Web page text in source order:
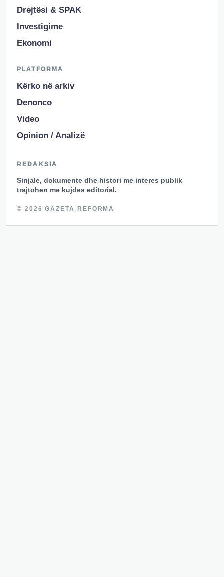
Drejtësi & SPAK
Investigime
Ekonomi
PLATFORMA
Kërko në arkiv
Denonco
Video
Opinion / Analizë
REDAKSIA
Sinjale, dokumente dhe histori me interes publik
trajtohen me kujdes editorial.
© 2026 GAZETA REFORMA